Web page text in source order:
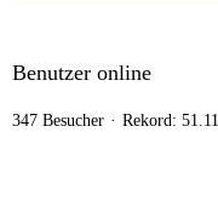
Benutzer online
347 Besucher Rekord: